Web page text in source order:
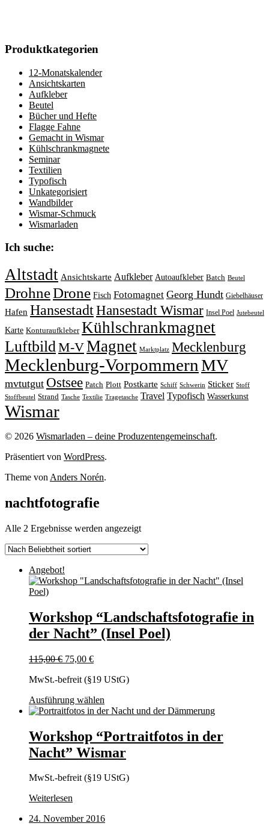
Produktkategorien
12-Monatskalender
Ansichtskarten
Aufkleber
Beutel
Bücher und Hefte
Flagge Fahne
Gemacht in Wismar
Kühlschrankmagnete
Seminar
Textilien
Typofisch
Unkategorisiert
Wandbilder
Wismar-Schmuck
Wismarladen
Ich suche:
Altstadt Ansichtskarte Aufkleber Autoaufkleber Batch Beutel
DrohneDrone Fisch Fotomagnet Georg Hundt Giebelhäuser
Hafen HansestadtHansestadt Wismar Insel Poel Jutebeutel
Karte Konturaufkleber Kühlschrankmagnet
LuftbildM-VMagnet Marktplatz Mecklenburg
Mecklenburg-VorpommernMV
mvtutgut Ostsee Patch Plott Postkarte Schiff Schwerin Sticker Stoff
Stoffbeutel Strand Tasche Textilie Tragetasche Travel Typofisch Wasserkunst
Wismar
© 2026 Wismarladen – deine Produzentengemeinschaft.
Präsentiert von WordPress.
Theme von Anders Norén.
nachtfotografie
Alle 2 Ergebnisse werden angezeigtNach
sortiert
Angebot!
Workshop “Landschaftsfotografie in
der Nacht” (Insel Poel)
115,00€ Ursprünglicher
war:
75,00 €Aktueller
ist:
MwSt.-befreit (§19 UStG)
Ausführung wählen
Produkt
mehrere
Varianten
auf.
Optionen
können
Produktseite
Workshop “Portraitfotos in der
Nacht” Wismar
MwSt.-befreit (§19 UStG)
Weiterlesen
24. November 2016